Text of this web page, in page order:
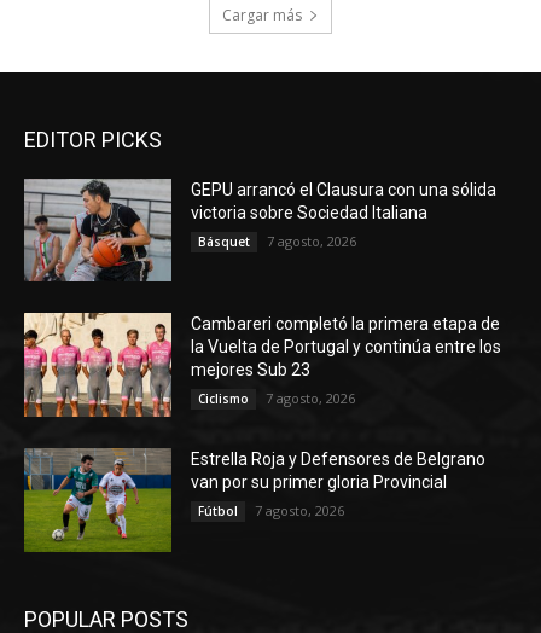
Cargar más
EDITOR PICKS
GEPU arrancó el Clausura con una sólida
victoria sobre Sociedad Italiana
Básquet 7 agosto, 2026
Cambareri completó la primera etapa de
la Vuelta de Portugal y continúa entre los
mejores Sub 23
Ciclismo 7 agosto, 2026
Estrella Roja y Defensores de Belgrano
van por su primer gloria Provincial
Fútbol 7 agosto, 2026
POPULAR POSTS